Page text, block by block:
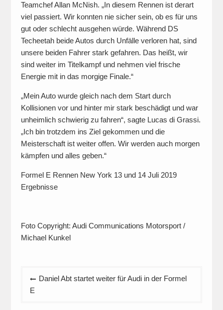
Teamchef Allan McNish. „In diesem Rennen ist derart
viel passiert. Wir konnten nie sicher sein, ob es für uns
gut oder schlecht ausgehen würde. Während DS
Techeetah beide Autos durch Unfälle verloren hat, sind
unsere beiden Fahrer stark gefahren. Das heißt, wir
sind weiter im Titelkampf und nehmen viel frische
Energie mit in das morgige Finale.“
„Mein Auto wurde gleich nach dem Start durch
Kollisionen vor und hinter mir stark beschädigt und war
unheimlich schwierig zu fahren“, sagte Lucas di Grassi.
„Ich bin trotzdem ins Ziel gekommen und die
Meisterschaft ist weiter offen. Wir werden auch morgen
kämpfen und alles geben.“
Formel E Rennen New York 13 und 14 Juli 2019
Ergebnisse
Foto Copyright: Audi Communications Motorsport /
Michael Kunkel
Beitragsnavigation
Daniel Abt startet weiter für Audi in der Formel
E